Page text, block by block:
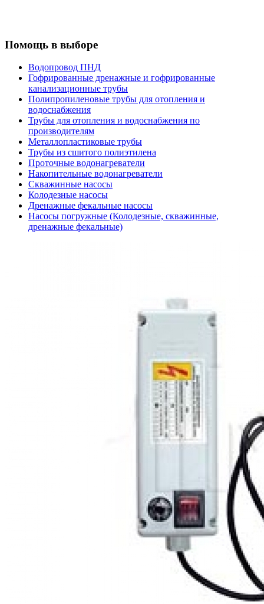
Помощь в выборе
Водопровод ПНД
Гофрированные дренажные и гофрированные
канализационные трубы
Полипропиленовые трубы для отопления и
водоснабжения
Трубы для отопления и водоснабжения по
производителям
Металлопластиковые трубы
Трубы из сшитого полиэтилена
Проточные водонагреватели
Накопительные водонагреватели
Скважинные насосы
Колодезные насосы
Дренажные фекальные насосы
Насосы погружные (Колодезные, скважинные,
дренажные фекальные)